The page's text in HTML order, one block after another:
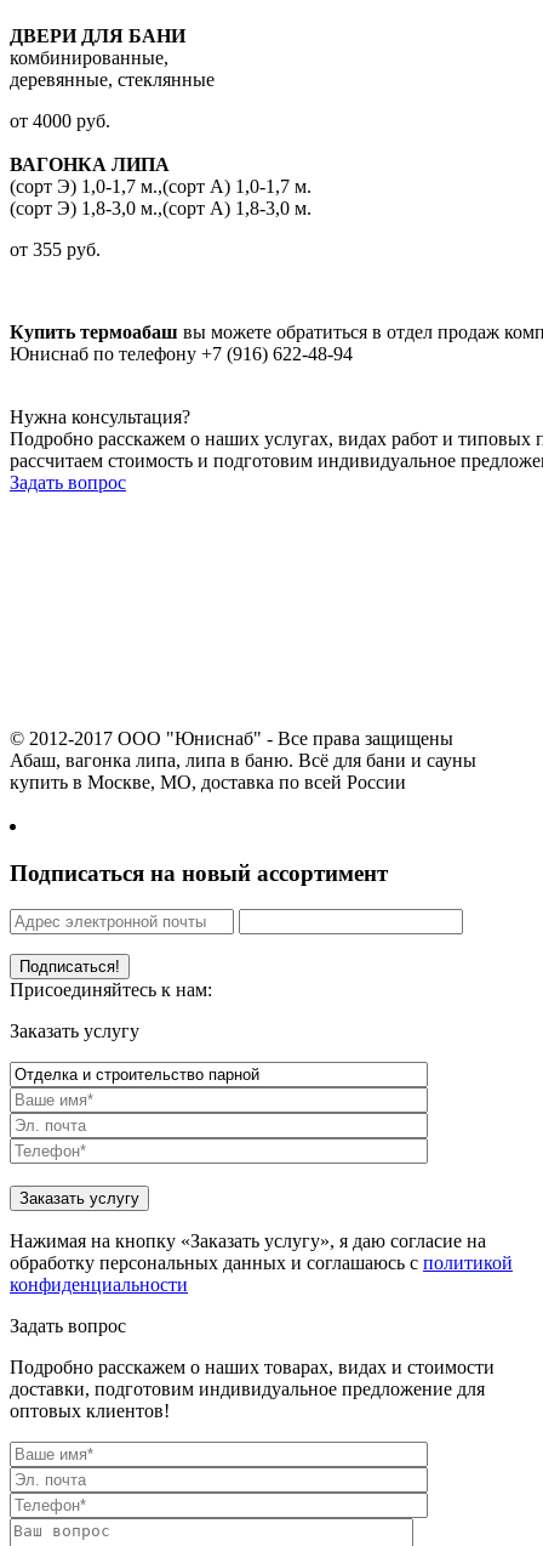
ДВЕРИ ДЛЯ БАНИ
комбинированные,
деревянные, стеклянные
от 4000 руб.
ВАГОНКА ЛИПА
(сорт Э) 1,0-1,7 м.,(сорт А) 1,0-1,7 м.
(сорт Э) 1,8-3,0 м.,(сорт А) 1,8-3,0 м.
от 355 руб.
Купить термоабаш вы можете обратиться в отдел продаж
Юниснаб по телефону +7 (916) 622-48-94
Нужна консультация?
Подробно расскажем о наших услугах, видах работ и типовых
рассчитаем стоимость и подготовим индивидуальное
Задать вопрос
© 2012-2017 ООО "Юниснаб" - Все права защищены
Абаш, вагонка липа, липа в баню. Всё для бани и сауны
купить в Москве, МО, доставка по всей России
Подписаться на новый ассортимент
Присоединяйтесь к нам:
Заказать услугу
Нажимая на кнопку «Заказать услугу», я даю согласие на
обработку персональных данных и соглашаюсь с политикой
конфиденциальности
Задать вопрос
Подробно расскажем о наших товарах, видах и стоимости
доставки, подготовим индивидуальное предложение для
оптовых клиентов!